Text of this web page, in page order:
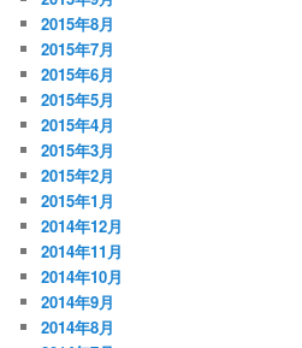
2015年8月
2015年7月
2015年6月
2015年5月
2015年4月
2015年3月
2015年2月
2015年1月
2014年12月
2014年11月
2014年10月
2014年9月
2014年8月